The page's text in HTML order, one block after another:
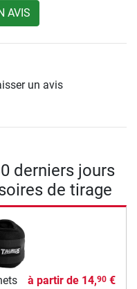
AVIS
un avis
derniers jours
de tirage
à partir de 14,90€